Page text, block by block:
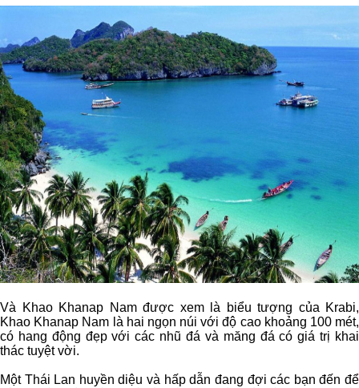
Và Khao Khanap Nam được xem là biểu tượng của Krabi,
Khao Khanap Nam là hai ngọn núi với độ cao khoảng 100 mét,
có hang động đẹp với các nhũ đá và măng đá có giá trị khai
thác tuyệt vời.
Một Thái Lan huyền diệu và hấp dẫn đang đợi các bạn đến để